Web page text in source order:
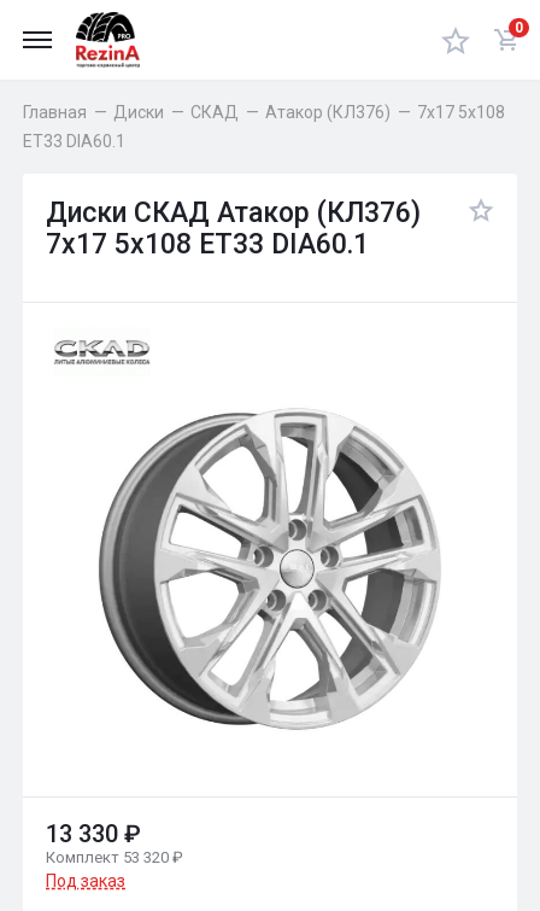
0
Главная — Диски — СКАД — Атакор (КЛ376) — 7x17 5x108
ET33 DIA60.1
Диски СКАД Атакор (КЛ376)
7x17 5x108 ET33 DIA60.1
13 330 ₽
Комплект 53 320 ₽
Под заказ